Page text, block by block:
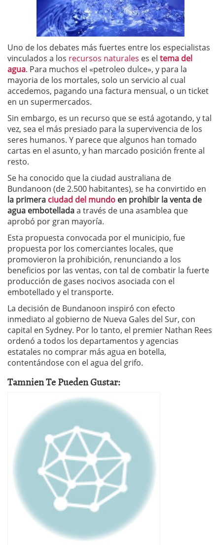
Uno de los debates más fuertes entre los especialistas
vinculados a los recursos naturales es el tema del
agua. Para muchos el «petroleo dulce», y para la
mayoria de los mortales, solo un servicio al cual
accedemos, pagando una factura mensual, o un ticket
en un supermercados.
Sin embargo, es un recurso que se está agotando, y tal
vez, sea el más presiado para la supervivencia de los
seres humanos. Y parece que algunos han tomado
cartas en el asunto, y han marcado posición frente al
resto.
Se ha conocido que la ciudad australiana de
Bundanoon (de 2.500 habitantes), se ha convirtido en
la primera ciudad del mundo en prohibir la venta de
agua embotelladaa través de una asamblea que
aprobó por gran mayoría.
Esta propuesta convocada por el municipio, fue
propuesta por los comerciantes locales, que
promovieron la prohibición, renunciando a los
beneficios por las ventas, con tal de combatir la fuerte
producción de gases nocivos asociada con el
embotellado y el transporte.
La decisión de Bundanoon inspiró con efecto
inmediato al gobierno de Nueva Gales del Sur, con
capital en Sydney. Por lo tanto, el premier Nathan Rees
ordenó a todos los departamentos y agencias
estatales no comprar más agua en botella,
contentándose con el agua del grifo.
Tamnien Te Pueden Gustar: